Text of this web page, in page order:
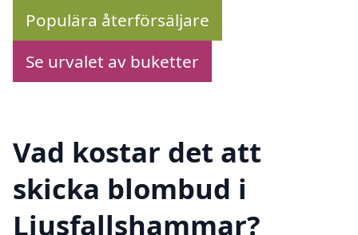
Populära återförsäljare
Se urvalet av buketter
Vad kostar det att
skicka blombud i
Ljusfallshammar?